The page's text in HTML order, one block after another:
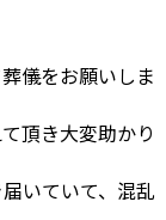
儀をお願いしま
頂き大変助かり
いていて、混乱